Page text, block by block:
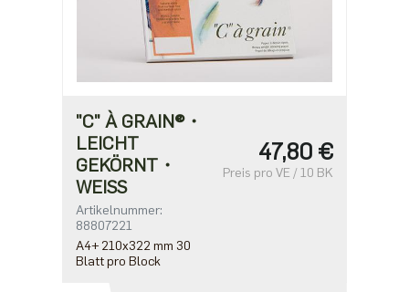
"C" À GRAIN®・
LEICHT
GEKÖRNT・
WEISS
Artikelnummer:
88807221
A4+ 210x322 mm 30
Blatt pro Block
47,80 €
Preis pro VE / 10 BK